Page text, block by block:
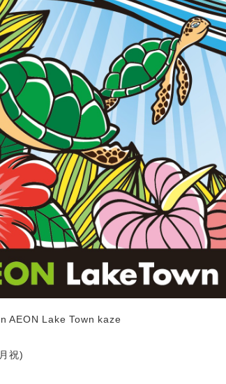
AEON Lake Town kaze
祝)